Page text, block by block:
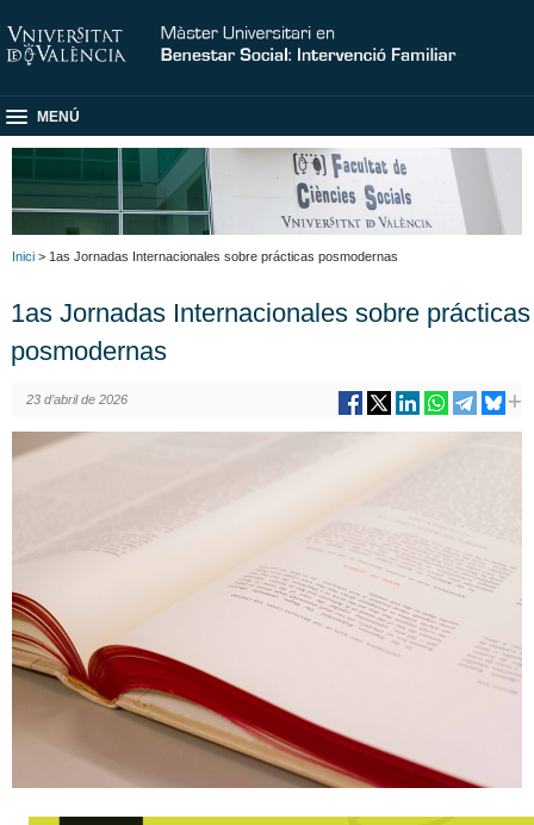
MENÚ
Inici > 1as Jornadas Internacionales sobre prácticas posmodernas
1as Jornadas Internacionales sobre prácticas
posmodernas
23 d’abril de 2026